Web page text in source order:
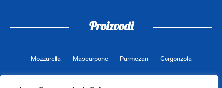
Proizvodi
Mozzarella Mascarpone Parmezan Gorgonzola